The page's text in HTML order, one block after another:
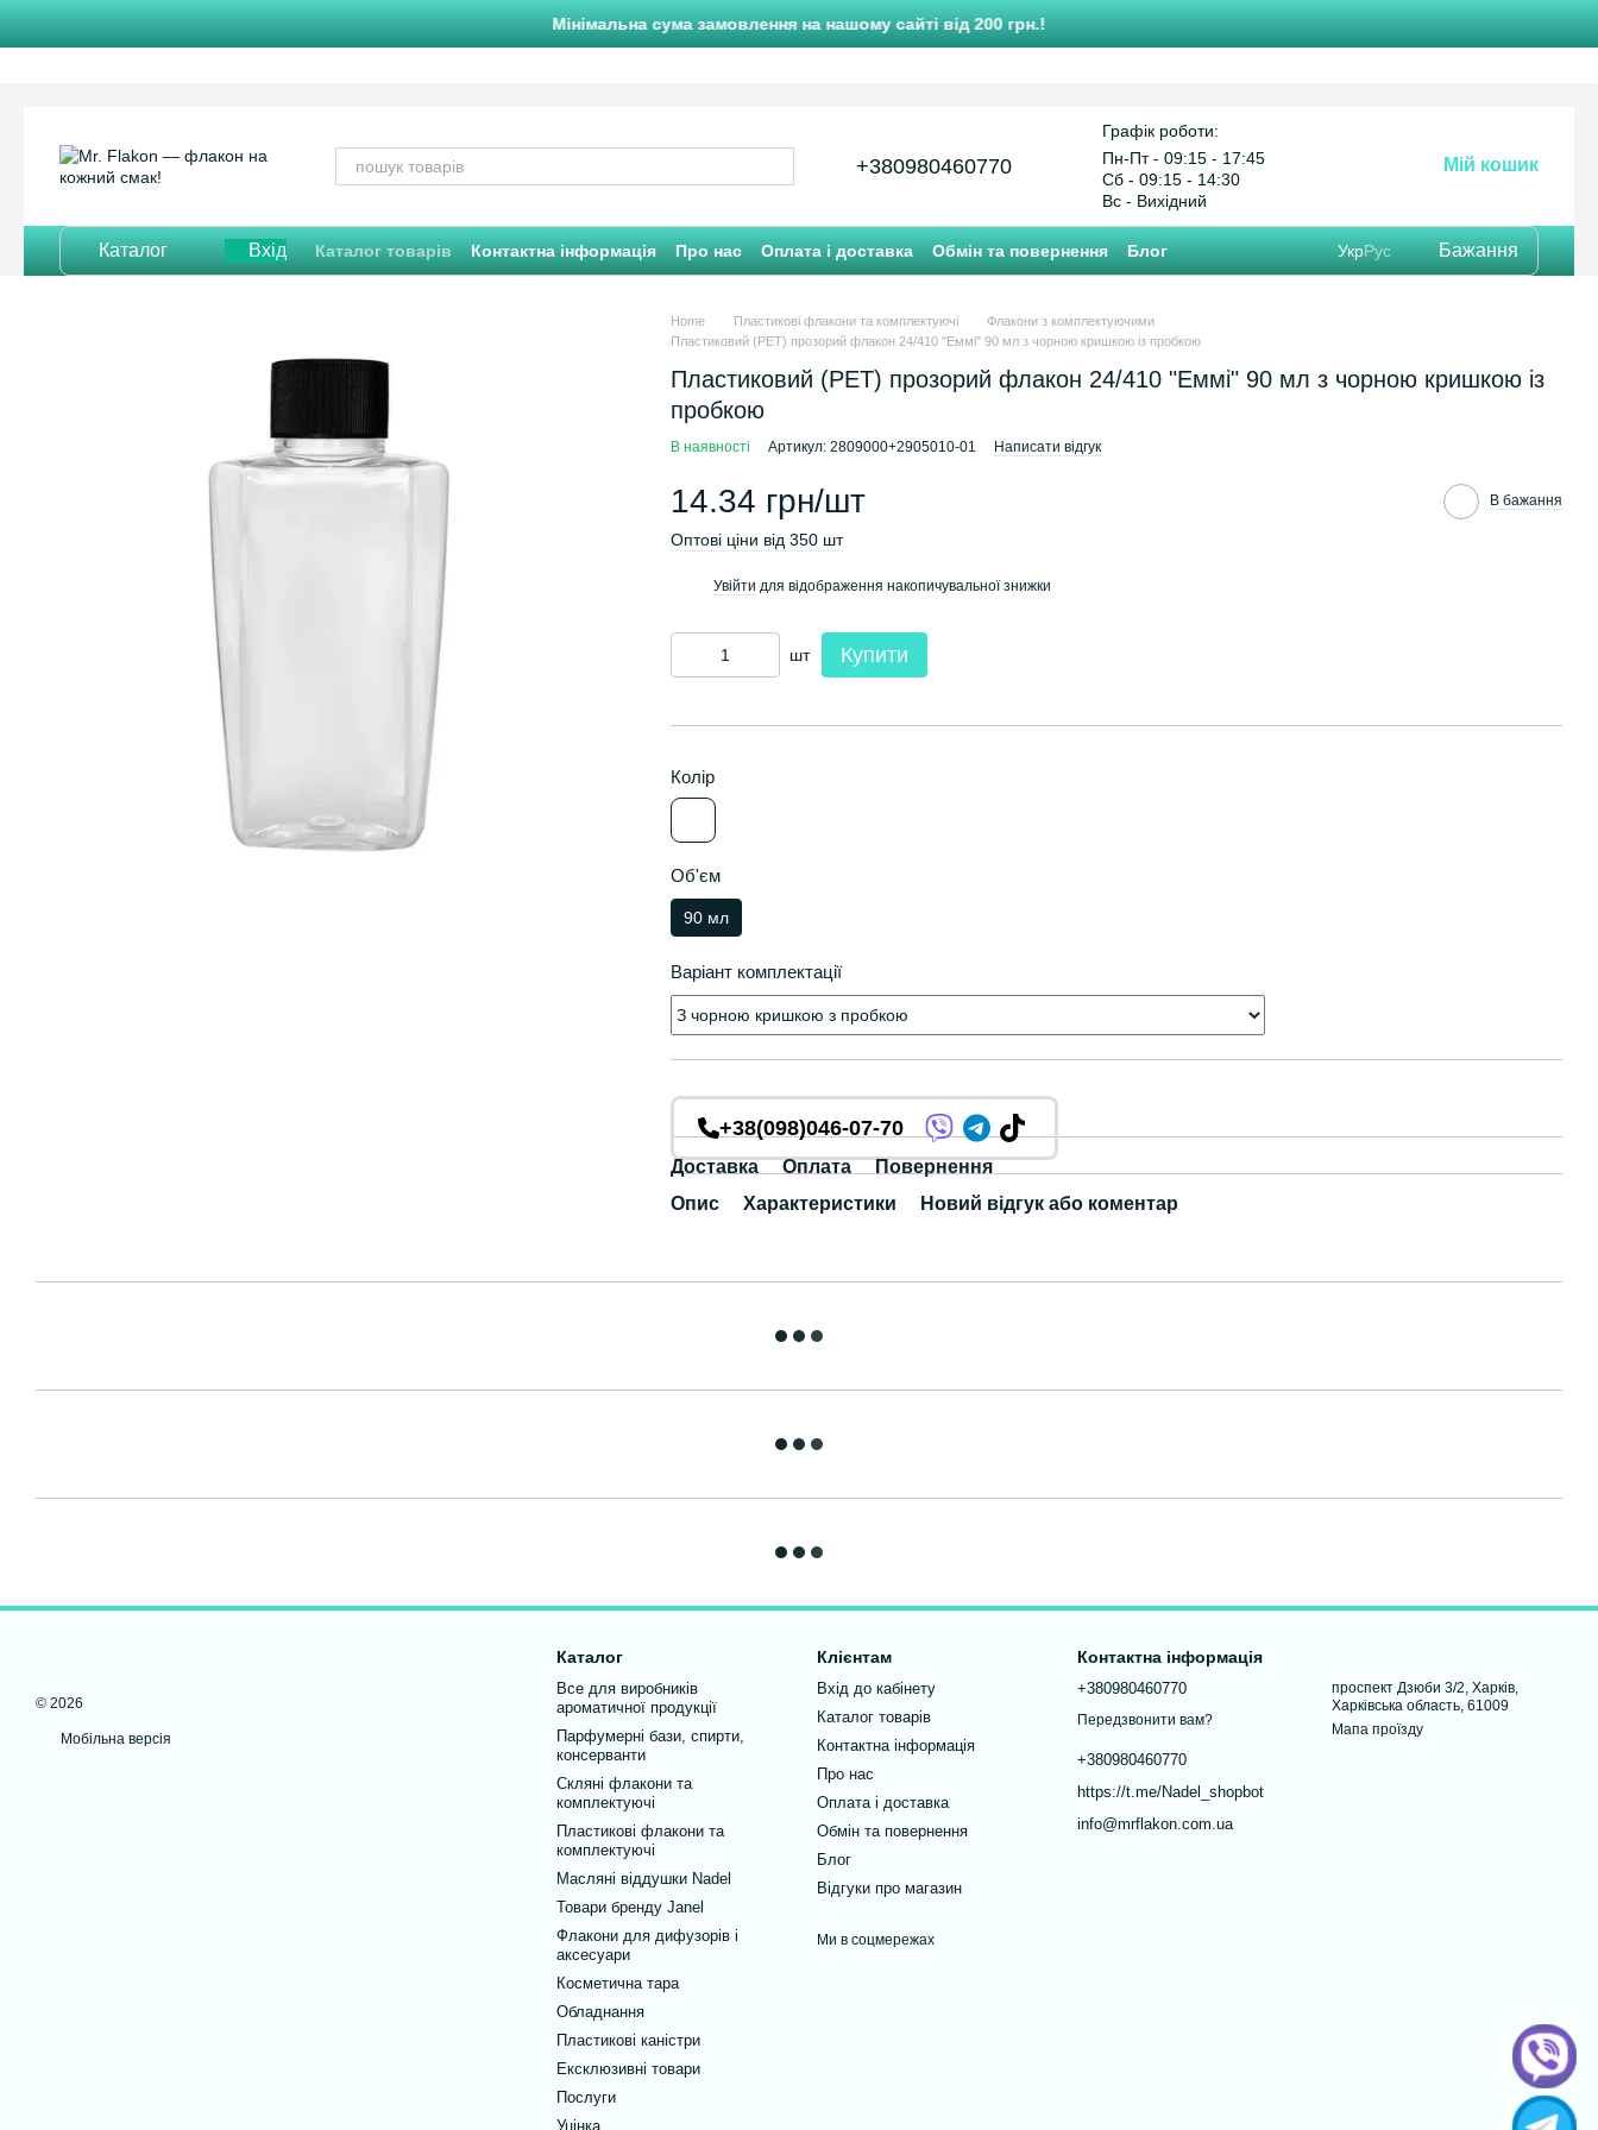
Мінімальна сума замовлення на нашому сайті від 200 грн.!
+380980460770
Графік роботи:
Пн-Пт - 09:15 - 17:45
Cб - 09:15 - 14:30
Вс - Вихідний
Мій кошик
Каталог Вхід Каталог товарів Контактна інформація Про нас Оплата і доставка Обмін та повернення
Блог
Відгуки про магазин
УкрРус Бажання
Home Пластикові флакони та комплектуючі
Флакони з комплектуючими
Пластиковий (PET) прозорий флакон 24/410 "Еммі" 90 мл з чорною кришкою із пробкою
Пластиковий (PET) прозорий флакон 24/410 "Еммі" 90 мл з чорною кришкою із
пробкою
В наявності Артикул: 2809000+2905010-01 Написати відгук
14.34 грн/шт В бажання
Оптові ціни від 350 шт
Увійти для відображення накопичувальної знижки
шт Купити
Колір
Об'єм
90 мл
Варіант комплектації
+38(098)046-07-70
Доставка Оплата
Повернення
Опис
Характеристики Новий відгук або коментар
© 2026
Мобільна версія
Каталог
Все для виробників
ароматичної продукції
Парфумерні бази, спирти,
консерванти
Скляні флакони та
комплектуючі
Пластикові флакони та
комплектуючі
Масляні віддушки Nadel
Товари бренду Janel
Флакони для дифузорів і
аксесуари
Косметична тара
Обладнання
Пластикові каністри
Ексклюзивні товари
Послуги
Уцінка
Клієнтам
Вхід до кабінету
Каталог товарів
Контактна інформація
Про нас
Оплата і доставка
Обмін та повернення
Блог
Відгуки про магазин
Ми в соцмережах
Контактна інформація
+380980460770
Передзвонити вам?
+380980460770
https://t.me/Nadel_shopbot
info@mrflakon.com.ua
проспект Дзюби 3/2, Харків,
Харківська область, 61009
Мапа проїзду